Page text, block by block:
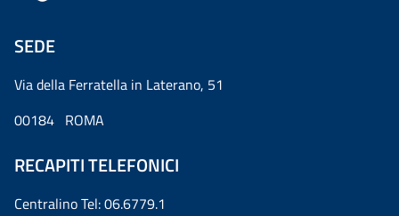
SEDE
Via della Ferratella in Laterano, 51
00184 ROMA
RECAPITI TELEFONICI
Centralino Tel: 06.6779.1